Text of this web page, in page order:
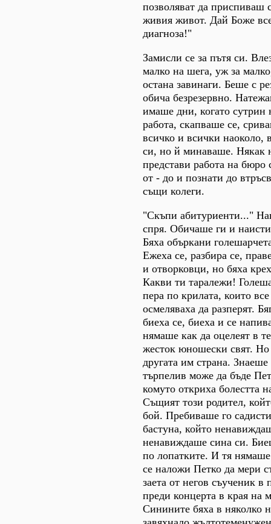
позволяват да приспиваш
живия живот. Дай Боже
диагноза!"
Замисли се за пътя си.
малко на шега, уж за
остана завинаги. Беше с
обича безрезервно.
имаше дни, когато сутрин
работа, скапваше се,
всичко и всички наоколо,
си, но й минаваше. Някак
представи работа на
от - до и познати до
същи колеги.
"Скъпи абитуриенти..."
спря. Обичаше ги и
Бяха объркани
Ежеха се, разбира се,
и отворковци, но бяха
Какви ти таралежи!
пера по крилата, които
осмеляваха да разперят.
биеха се, биеха и се
нямаше как да оцелеят в
жесток юношески свят.
другата им страна. Знаеше
търпелив може да бъде
комуто откриха болестта
Същият този родител,
бой. Пребиваше го
бастуна, който
ненавиждаше сина си.
по лопатките. И тя
се наложи Петко да мери
заета от негов съученик в
преди концерта в края на
Синините бяха в няколко